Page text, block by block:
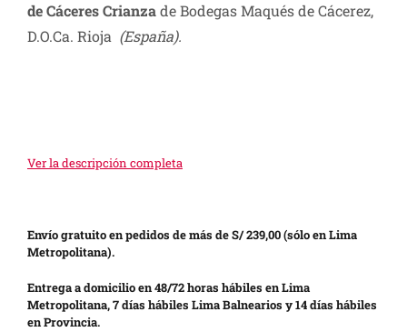
de Cáceres Crianzade Bodegas Maqués de Cácerez,
D.O.Ca. Rioja (España).
Ver la descripción completa
Envío gratuito en pedidos de más de S/ 239,00 (sólo en Lima
Metropolitana).
Entrega a domicilio en 48/72 horas hábiles en Lima
Metropolitana, 7 días hábiles Lima Balnearios y 14 días hábiles
en Provincia.